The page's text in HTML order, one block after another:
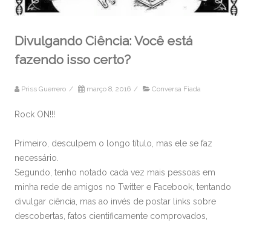
Divulgando Ciência: Você está
fazendo isso certo?
Priss Guerrero / março 8, 2016 / Conversa Fiada
Rock ON!!!
Primeiro, desculpem o longo título, mas ele se faz
necessário.
Segundo, tenho notado cada vez mais pessoas em
minha rede de amigos no Twitter e Facebook, tentando
divulgar ciência, mas ao invés de postar links sobre
descobertas, fatos cientificamente comprovados,